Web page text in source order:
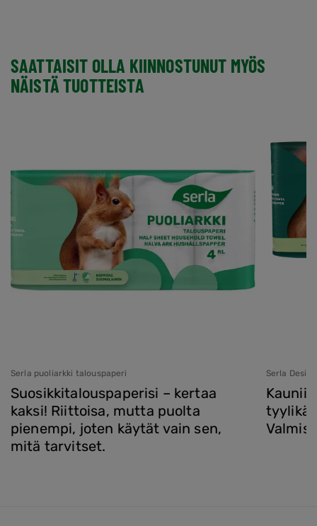
SAATTAISIT OLLA KIINNOSTUNUT MYÖS
NÄISTÄ TUOTTEISTA
Serla puoliarkki talouspaperi
Suosikkitalouspaperisi – kertaa
kaksi! Riittoisa, mutta puolta
pienempi, joten käytät vain sen,
mitä tarvitset.
Serla